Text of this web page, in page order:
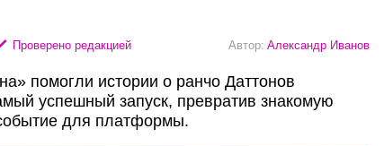
Проверено редакцией Автор: Александр Иванов
помогли истории о ранчо Даттонов
успешный запуск, превратив знакомую
для платформы.